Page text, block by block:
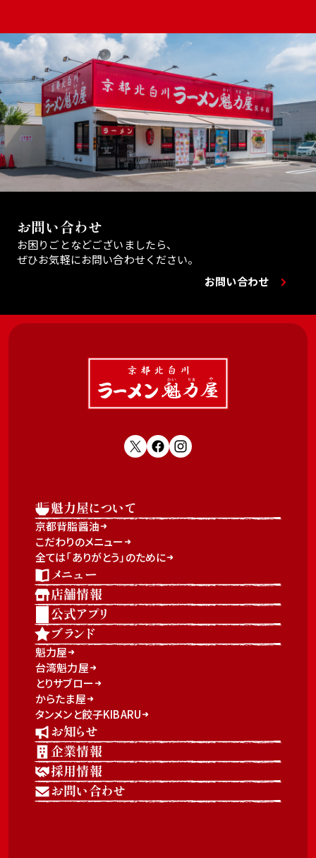
お問い合わせ
お困りごとなどございましたら、
ぜひお気軽にお問い合わせください。
お問い合わせ
魁力屋について
京都背脂醤油
こだわりのメニュー
全ては「ありがとう」のために
メニュー
店舗情報
公式アプリ
ブランド
魁力屋
台湾魁力屋
とりサブロー
からたま屋
タンメンと餃子KIBARU
お知らせ
企業情報
採用情報
お問い合わせ